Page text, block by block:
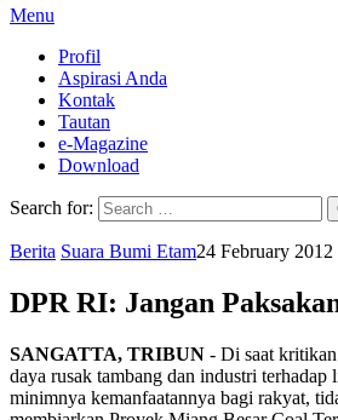
Menu
Profil
Aspirasi Anda
Kontak
Tautan
e-Magazine
Download
Search for:
Berita Suara Bumi Etam24 February 2012
DPR RI: Jangan
SANGATTA, TRIBUN - Di saat kritikan
daya rusak tambang dan industri terhadap
minimnya kemanfaatannya bagi rakyat,